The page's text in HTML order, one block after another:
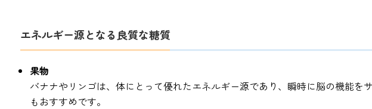
エネルギー源となる良質な糖質
果物
バナナやリンゴは、体にとって優れたエネルギー源であり、瞬時に脳の機能を
もおすすめです。